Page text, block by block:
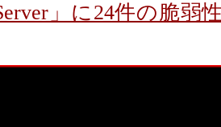
」に24件の脆